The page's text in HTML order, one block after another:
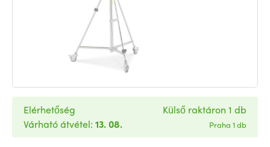
Elérhetőség
Várható átvétel: 13. 08.
Külső raktáron 1 db
Praha 1 db